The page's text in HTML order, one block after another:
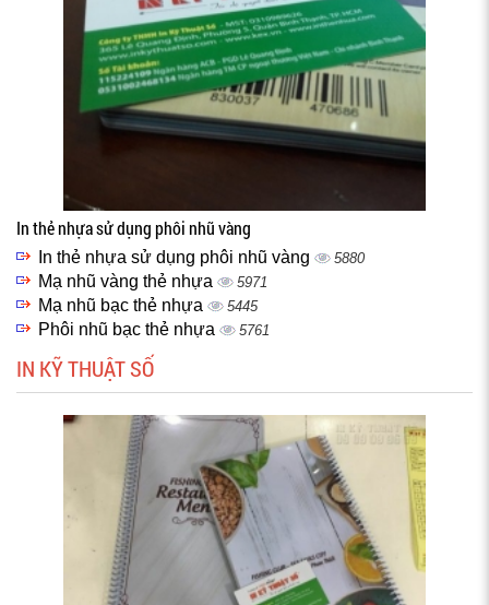
In thẻ nhựa sử dụng phôi nhũ vàng
In thẻ nhựa sử dụng phôi nhũ vàng 5880
Mạ nhũ vàng thẻ nhựa 5971
Mạ nhũ bạc thẻ nhựa 5445
Phôi nhũ bạc thẻ nhựa 5761
IN KỸ THUẬT SỐ